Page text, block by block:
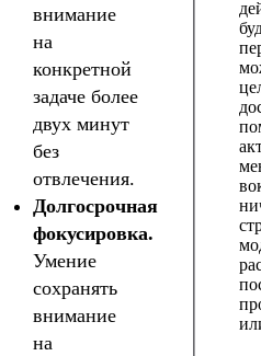
внимание
на
конкретной
задаче более
двух минут
без
отвлечения.
Долгосрочная
фокусировка.
Умение
сохранять
внимание
на